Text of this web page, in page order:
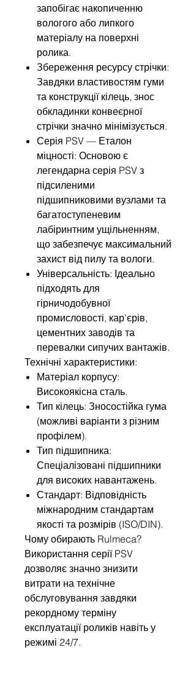
запобігає накопиченню
вологого або липкого
матеріалу на поверхні
ролика.
Збереження ресурсу стрічки:
Завдяки властивостям гуми
та конструкції кілець, знос
обкладинки конвеєрної
стрічки значно мінімізується.
Серія PSV — Еталон
міцності: Основою є
легендарна серія PSV з
підсиленими
підшипниковими вузлами та
багатоступеневим
лабіринтним ущільненням,
що забезпечує максимальний
захист від пилу та вологи.
Універсальність: Ідеально
підходять для
гірничодобувної
промисловості, кар'єрів,
цементних заводів та
перевалки сипучих вантажів.
Технічні характеристики:
Матеріал корпусу:
Високоякісна сталь.
Тип кілець: Зносостійка гума
(можливі варіанти з різним
профілем).
Тип підшипника:
Спеціалізовані підшипники
для високих навантажень.
Стандарт: Відповідність
міжнародним стандартам
якості та розмірів (ISO/DIN).
Чому обирають Rulmeca?
Використання серії PSV
дозволяє значно знизити
витрати на технічне
обслуговування завдяки
рекордному терміну
експлуатації роликів навіть у
режимі 24/7.